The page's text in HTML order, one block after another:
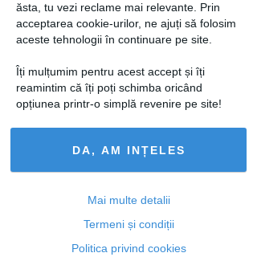
ăsta, tu vezi reclame mai relevante. Prin
acceptarea cookie-urilor, ne ajuți să folosim
aceste tehnologii în continuare pe site.
Îți mulțumim pentru acest accept și îți
reamintim că îți poți schimba oricând
opțiunea printr-o simplă revenire pe site!
DA, AM INȚELES
Mai multe detalii
Termeni și condiții
Politica privind cookies
5 alimente care te calmează imediat
5 acțiuni care te ajută să-ți păstrezi
bunăstarea